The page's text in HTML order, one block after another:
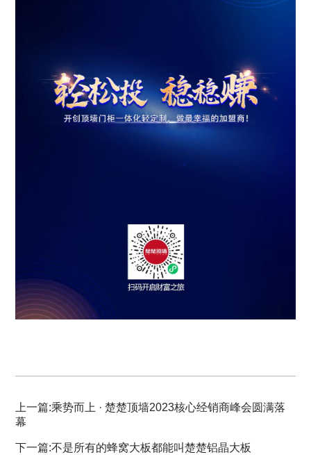
上一篇:乘势而上 · 楚楚顶墙2023核心经销商峰会圆满落
幕
下一篇:不是所有的蜂窝大板都能叫楚楚铝晶大板